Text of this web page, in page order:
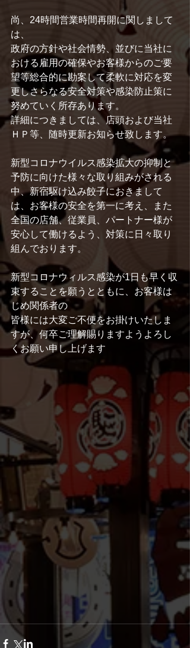
尚、24時間営業時間再開に関しまして
は、
政府の方針や社会情勢、並びに当社に
おける雇用の確保やお客様からのご要
望等総合的に勘案して柔軟に対応を変
更しさらなる安全対策や感染防止策に
努めていく所存あります。
詳細につきましては、店頭および当社
ＨＰ等、随時更新お知らせ致します。
新型コロナウイルス感染拡大の抑制と
予防に向けた様々な取り組みがされる
中、新宿駆け込み餃子におきまして
は、お客様の安全を第一に考え、また
全国の店舗、従業員、パートナー様が
安心して働けるよう、対策に日々取り
組んでおります。
新型コロナウィルス感染が1日も早く収
束することを願うとともに、お客様は
じめ関係者の
皆様には大変ご不便をお掛けいたしま
すが、何卒ご理解賜りますようよろし
くお願い申し上げます